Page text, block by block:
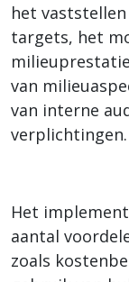
het
targets, het
van
van interne
verplichtingen.
Het
aantal
zoals